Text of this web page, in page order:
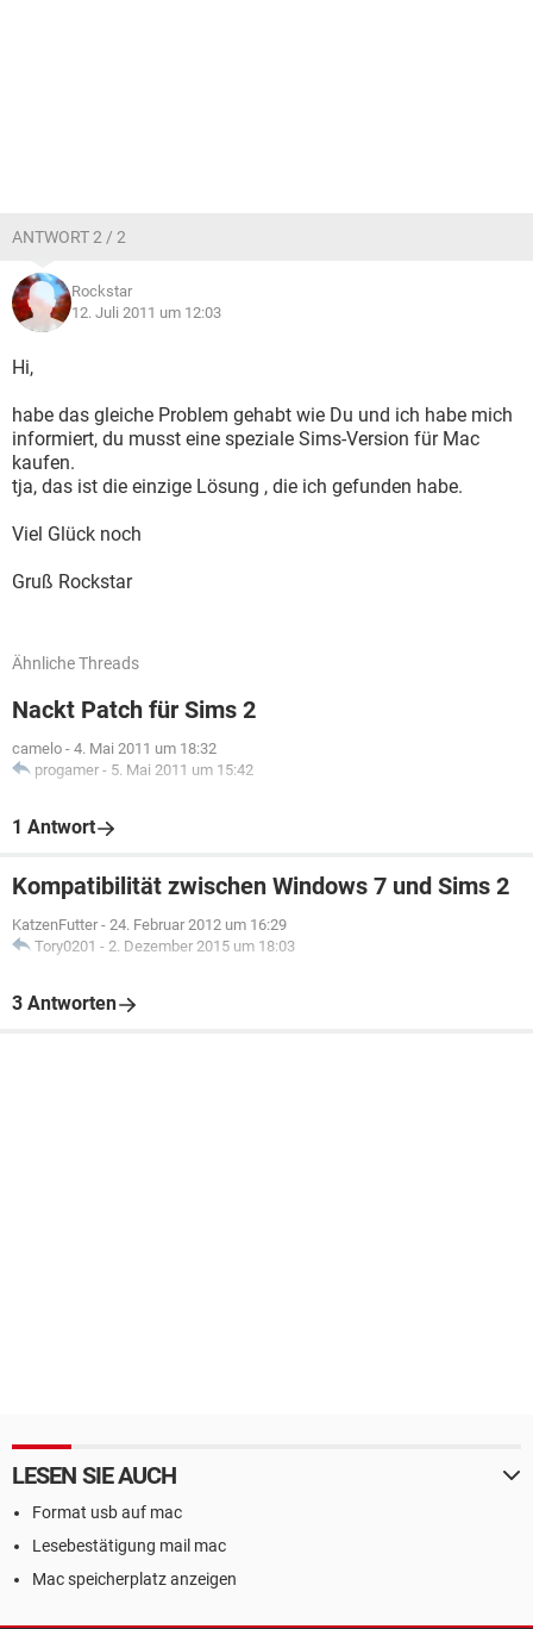
ANTWORT 2 / 2
Rockstar
12. Juli 2011 um 12:03
Hi,
habe das gleiche Problem gehabt wie Du und ich habe mich
informiert, du musst eine speziale Sims-Version für Mac
kaufen.
tja, das ist die einzige Lösung , die ich gefunden habe.
Viel Glück noch
Gruß Rockstar
Ähnliche Threads
Nackt Patch für Sims 2
camelo - 4. Mai 2011 um 18:32
progamer - 5. Mai 2011 um 15:42
1 Antwort
Kompatibilität zwischen Windows 7 und Sims 2
KatzenFutter - 24. Februar 2012 um 16:29
Tory0201 - 2. Dezember 2015 um 18:03
3 Antworten
LESEN SIE AUCH
Format usb auf mac
Lesebestätigung mail mac
Mac speicherplatz anzeigen